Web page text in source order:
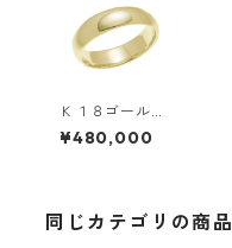
Ｋ１８ゴール
ド・５ｍｍ幅・
甲丸リング
¥480,000
同じカテゴリの商品